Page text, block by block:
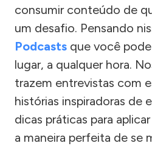
consumir conteúdo de
um desafio. Pensando
Podcasts que você
lugar, a qualquer hora.
trazem entrevistas com
histórias inspiradoras de
dicas práticas para
a maneira perfeita de se